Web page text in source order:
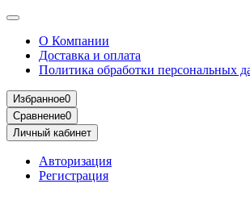
О Компании
Доставка и оплата
Политика обработки персональных
Избранное0
Сравнение0
Личный кабинет
Авторизация
Регистрация